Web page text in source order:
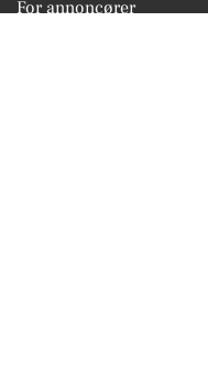
For annoncører